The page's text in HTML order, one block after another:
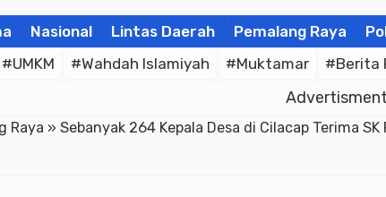
Nasional Lintas Daerah Pemalang Raya
#UMKM #Wahdah Islamiyah #Muktamar #Berita
Advertisment
Raya » Sebanyak 264 Kepala Desa di Cilacap Terima